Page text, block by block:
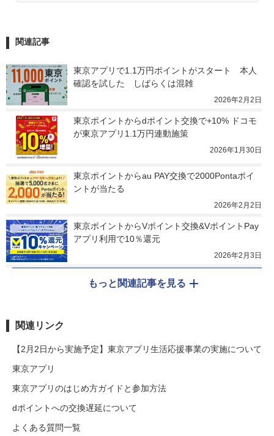
関連記事
東京アプリで1.1万円ポイントがスタート　本人
確認を試した　しばらくは混雑
2026年2月2日
東京ポイントからdポイント交換で+10% ドコモ
が東京アプリ1.1万円連動施策
2026年1月30日
東京ポイントからau PAY交換で2000Pontaポイ
ントが当たる
2026年2月2日
東京ポイントからVポイント交換&VポイントPay
アプリ利用で10％還元
2026年2月3日
もっと関連記事を見る
関連リンク
【2月2日から実施予定】東京アプリ生活応援事業の実施について
東京アプリ
東京アプリのはじめ方ガイドと参加方法
dポイントへの交換遅延について
よくある質問一覧